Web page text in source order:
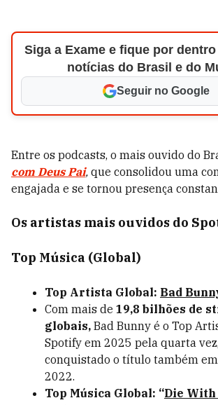
Siga a Exame e fique por
notícias do Brasil e do
Seguir no Google
Entre os podcasts, o mais ouvido do
com Deus Pai, que consolidou uma
engajada e se tornou presença
Os artistas mais ouvidos do
Top Música (Global)
Top Artista Global: Bad
Com mais de 19,8 bilhões de
globais, Bad Bunny é o Top
Spotify em 2025 pela quarta
conquistado o título também
2022.
Top Música Global: “Die With